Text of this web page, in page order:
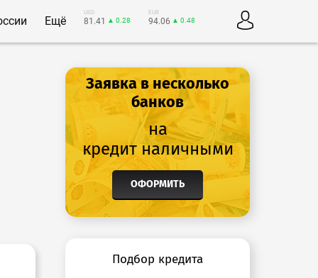
Ещё
USD
81.41 ▲ 0.28
EUR
94.06 ▲ 0.48
Заявка в несколько
банков
на
кредит наличными
ОФОРМИТЬ
Подбор кредита